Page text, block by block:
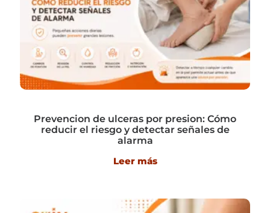
Prevencion de ulceras por presion: Cómo
reducir el riesgo y detectar señales de
alarma
Leer más